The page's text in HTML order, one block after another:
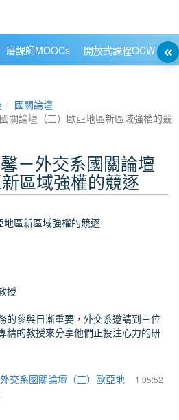
磨課師MOOCs 開放式課程OCW
國關論壇
關論壇（三）歐亞地區新區域強權的競
－外交系國關論壇
新區域強權的競逐
區新區域強權的競逐
授
的參與日漸重要，外交系邀請到三位
精的教授來分享他們正投注心力的研
1:05:52
交系國關論壇（三）歐亞地